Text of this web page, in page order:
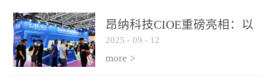
昂纳科技CIOE重磅亮相：以
光通信创新引擎，驱动AI与
算力互联新时代
2025 - 09 - 12
more >